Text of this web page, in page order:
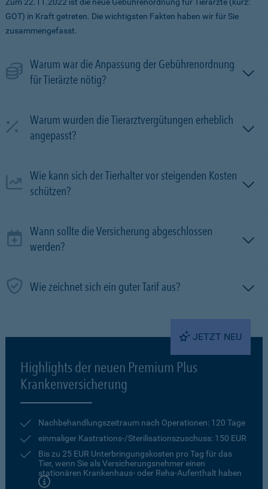
GOT) in Kraft getreten. Die wichtigsten Fakten haben wir für Sie
zusammengefasst.
Warum war die Anpassung der Gebührenordnung
für Tierärzte nötig?
Warum wurden die Tierarztvergütungen erheblich
angepasst?
Wie kann sich der Tierhalter vor steigenden Kosten
schützen?
Wann sollte die Versicherung abgeschlossen
werden?
Wie zeichnet sich ein guter Tarif aus?
JETZT NEU
Highlights der neuen Premium Plus
Krankenversicherung
Nachbehandlungszeitraum nach Operationen: 120 Tage
einmaliger Kastrations-/Sterilisationszuschuss: 150 EUR
Bis zu 25 EUR Unterbringungskosten pro Tag für das
Tier, wenn Sie als Versicherungsnehmer einen
stationären Krankenhaus- oder Reha-Aufenthalt haben